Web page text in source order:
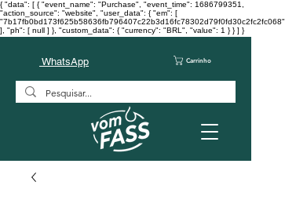
{ "data": [ { "event_name": "Purchase", "event_time": 1686799351,
"action_source": "website", "user_data": { "em": [
"7b17fb0bd173f625b58636fb796407c22b3d16fc78302d79f0fd30c2fc2fc068"
], "ph": [ null ] }, "custom_data": { "currency": "BRL", "value": 1 } } ] }
WhatsApp Carrinho